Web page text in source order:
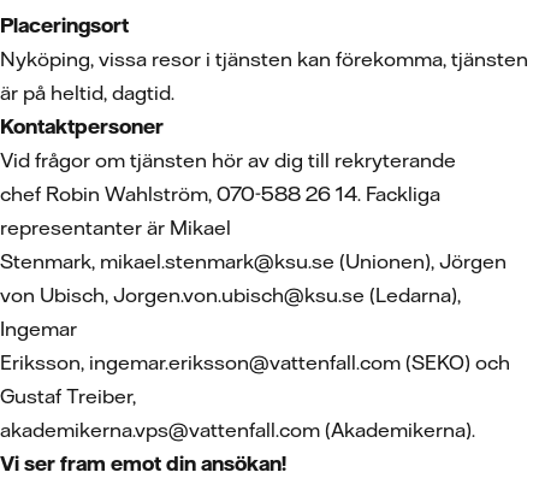
Placeringsort
Nyköping, vissa resor i tjänsten kan förekomma, tjänsten
är på heltid, dagtid.
Kontaktpersoner
Vid frågor om tjänsten hör av dig till rekryterande
chef Robin Wahlström, 070-588 26 14. Fackliga
representanter är Mikael
Stenmark, mikael.stenmark@ksu.se (Unionen), Jörgen
von Ubisch, Jorgen.von.ubisch@ksu.se (Ledarna),
Ingemar
Eriksson, ingemar.eriksson@vattenfall.com (SEKO) och
Gustaf Treiber,
akademikerna.vps@vattenfall.com (Akademikerna).
Vi ser fram emot din ansökan!